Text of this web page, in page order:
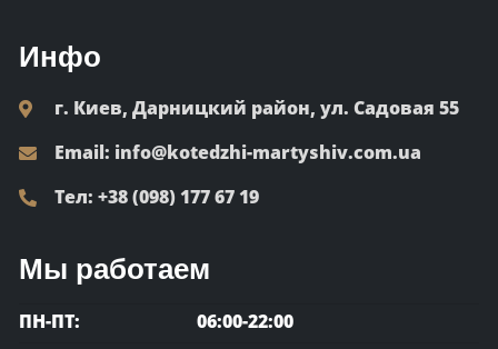
Инфо
г. Киев, Дарницкий район, ул. Садовая 55
Email: info@kotedzhi-martyshiv.com.ua
Тел: +38 (098) 177 67 19
Мы работаем
ПН-ПТ: 06:00-22:00